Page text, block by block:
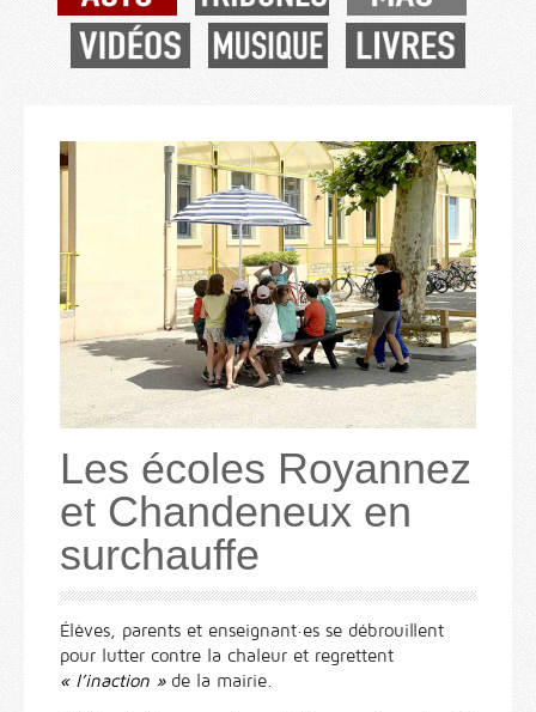
Les écoles Royannez
et Chandeneux en
surchauffe
Élèves, parents et enseignant·es se débrouillent
pour lutter contre la chaleur et regrettent
« l’inaction »de la mairie.